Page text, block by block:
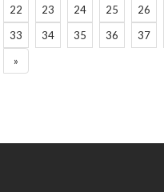
22
23 24 25 26
33
34 35 36 37
»